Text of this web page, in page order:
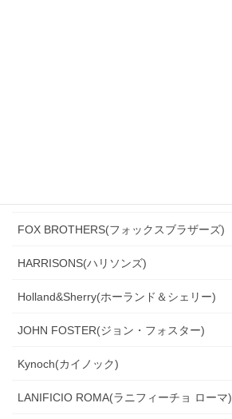
FOX BROTHERS(フォックスブラザーズ)
HARRISONS(ハリソンズ)
Holland&Sherry(ホーランド＆シェリー)
JOHN FOSTER(ジョン・フォスター)
Kynoch(カイノック)
LANIFICIO ROMA(ラニフィーチョ ローマ)